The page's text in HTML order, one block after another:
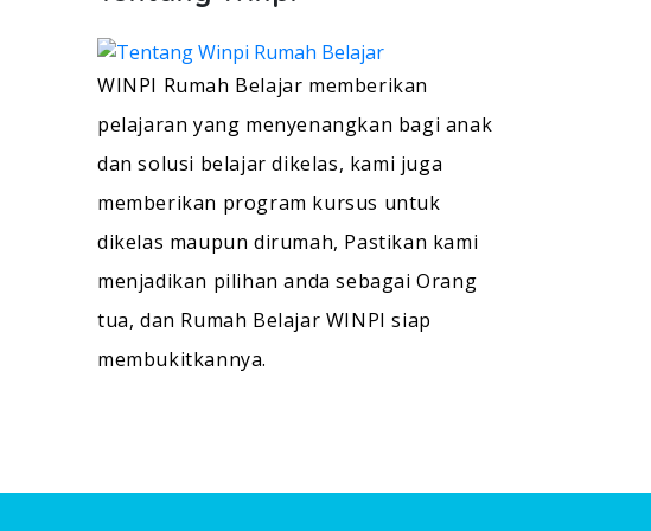
WINPI Rumah Belajar memberikan
pelajaran yang menyenangkan bagi anak
dan solusi belajar dikelas, kami juga
memberikan program kursus untuk
dikelas maupun dirumah, Pastikan kami
menjadikan pilihan anda sebagai Orang
tua, dan Rumah Belajar WINPI siap
membukitkannya.